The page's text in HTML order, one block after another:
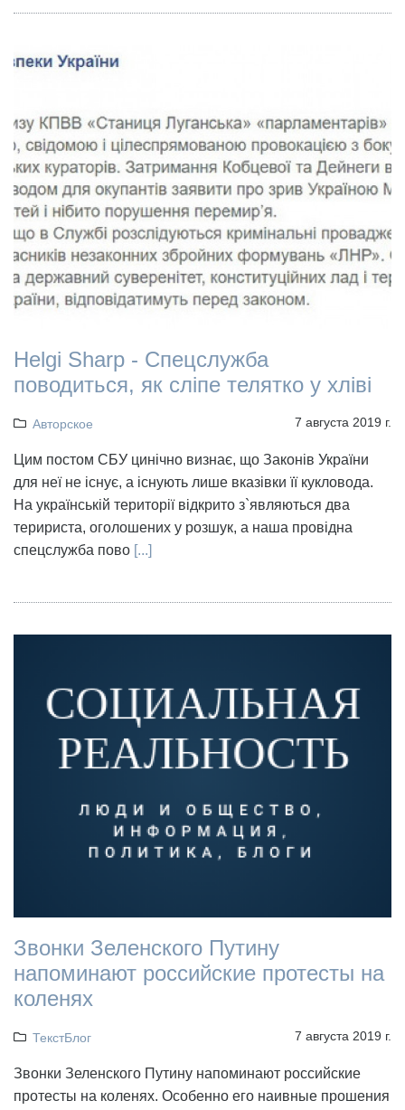
Helgi Sharp - Cпецслужба
поводиться, як сліпе телятко у хліві
Авторское 7 августа 2019 г.
Цим постом СБУ цинічно визнає, що Законів України
для неї не існує, а існують лише вказівки її кукловода.
На українській території відкрито з`являються два
теририста, оголошених у розшук, а наша провідна
спецслужба пово [...]
Звонки Зеленского Путину
напоминают российские протесты на
коленях
ТекстБлог 7 августа 2019 г.
Звонки Зеленского Путину напоминают российские
протесты на коленях. Особенно его наивные прошения